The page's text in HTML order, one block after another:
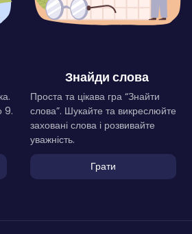
9.
Знайди слова
Проста та цікава гра “Знайти
слова”. Шукайте та викреслюйте
заховані слова і розвивайте
уважність.
Грати